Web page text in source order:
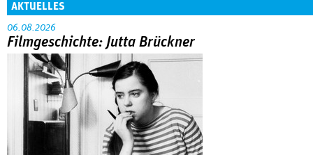
AKTUELLES
06.08.2026
Filmgeschichte: Jutta Brückner